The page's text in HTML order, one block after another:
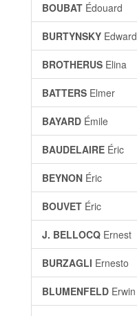
BOUBAT Édouard
BURTYNSKY Edward
BROTHERUS Elina
BATTERS Elmer
BAYARD Émile
BAUDELAIRE Éric
BEYNON Éric
BOUVET Éric
J. BELLOCQ Ernest
BURZAGLI Ernesto
BLUMENFELD Erwin